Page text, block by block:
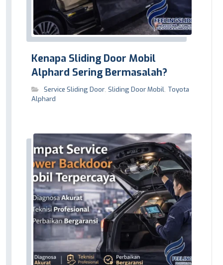
Kenapa Sliding Door Mobil
Alphard Sering Bermasalah?
Service Sliding Door,Sliding Door Mobil, Toyota
Alphard